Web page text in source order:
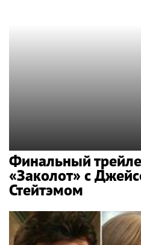
Финальный
«Заколот» с
Стейтэмом